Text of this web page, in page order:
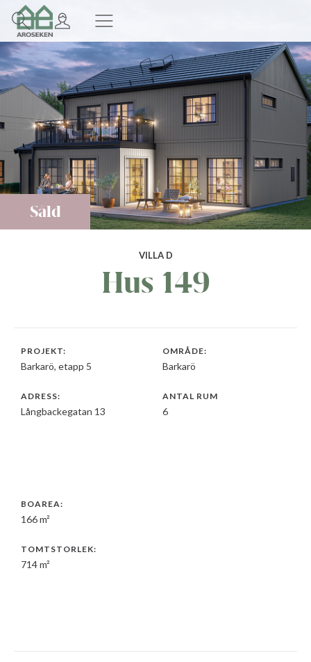
Såld
VILLA D
Hus 149
PROJEKT:
Barkarö, etapp 5
ADRESS:
Långbackegatan 13
OMRÅDE:
Barkarö
ANTAL RUM
6
BOAREA:
166 m²
TOMTSTORLEK:
714 m²